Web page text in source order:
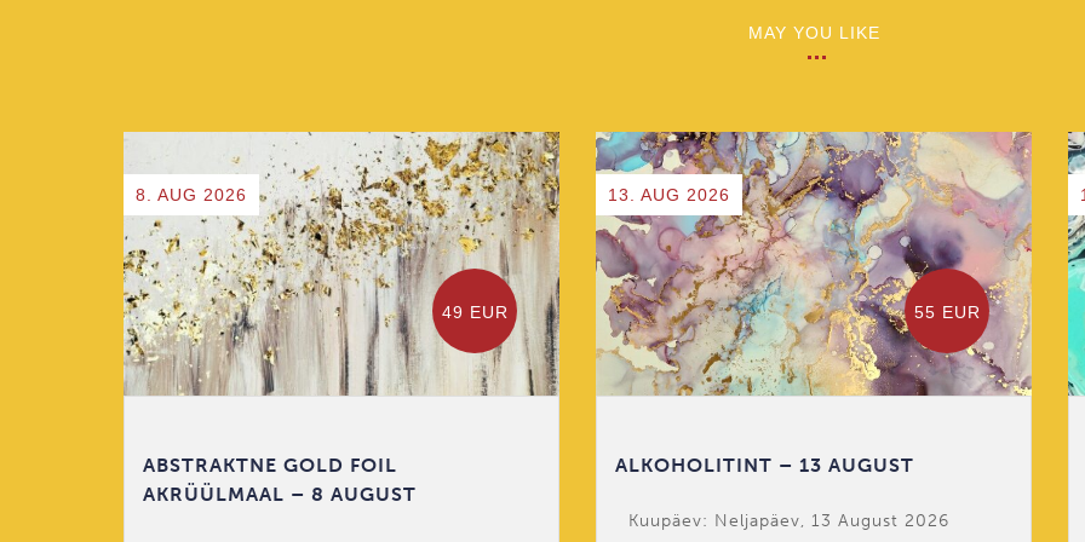
MAY YOU LIKE
8. AUG 2026
49 EUR
ABSTRAKTNE GOLD FOIL
AKRÜÜLMAAL – 8 AUGUST
13. AUG 2026
55 EUR
ALKOHOLITINT – 13 AUGUST
Kuupäev: Neljapäev, 13 August 2026